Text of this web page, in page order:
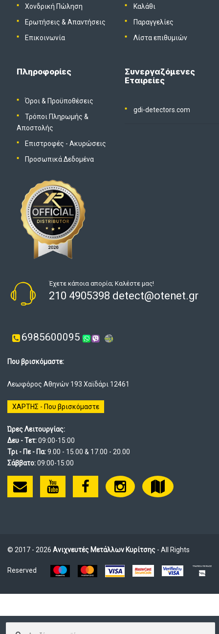
Χονδρική Πώληση
Ερωτήσεις & Απαντήσεις
Επικοινωνία
Καλάθι
Παραγγελίες
Λίστα επιθυμιών
Πληροφορίες
Όροι & Προϋποθέσεις
Τρόποι Πληρωμής &
Αποστολής
Επιστροφές - Ακυρώσεις
Προσωπικά Δεδομένα
Συνεργαζόμενες
Εταιρείες
gdi-detectors.com
Έχετε κάποια απορία; Καλέστε μας!
210 4905398 detect@otenet.gr
6985600095
Που βρισκόμαστε:
Λεωφόρος Αθηνών 193 Χαϊδάρι 12461
ΧΑΡΤΗΣ - Που βρισκόμαστε
Ώρες Λειτουργίας:
Δευ - Τετ:09:00-15:00
Τρι - Πε - Πα:9.00 - 15.00 & 17.00 - 20.00
Σάββατο:09:00-15:00
© 2017 - 2026 Ανιχνευτές Μετάλλων Κυρίτσης - All Rights
Reserved
Αναζήτηση